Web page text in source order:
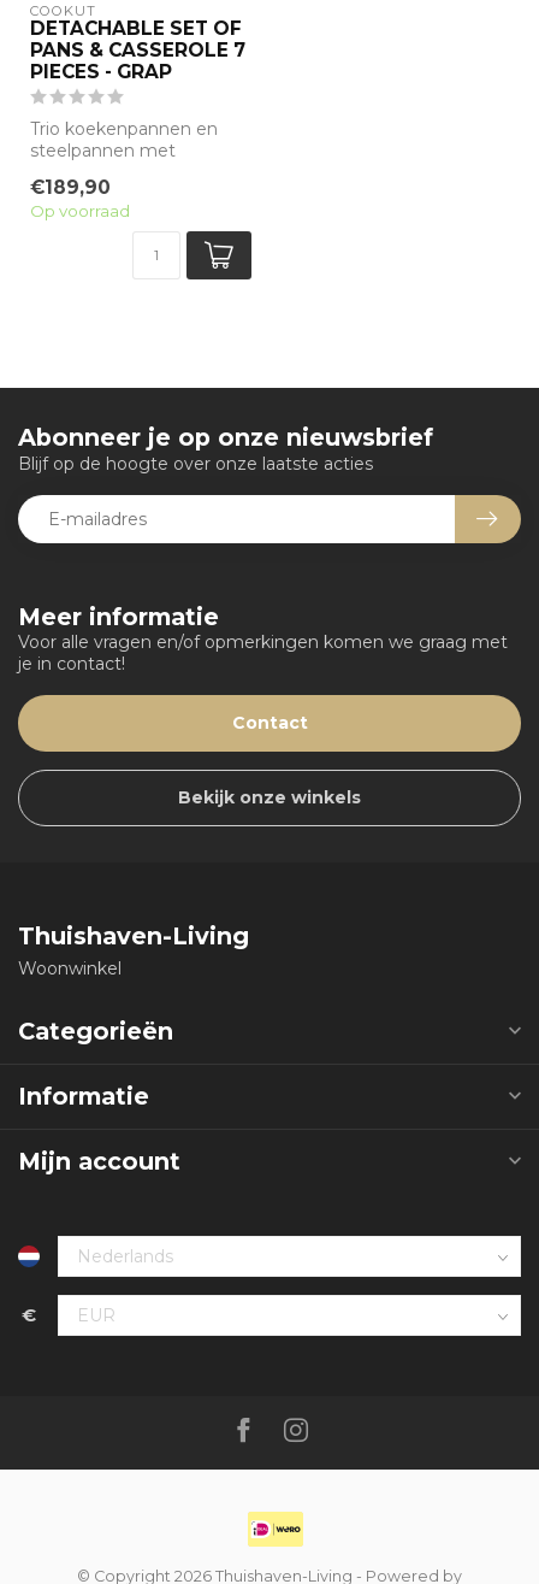
COOKUT
DETACHABLE SET OF
PANS & CASSEROLE 7
PIECES - GRAP
Trio koekenpannen en
steelpannen met
Dit pakket bevat een s...
€189,90
Op voorraad
Meer informatie
Voor alle vragen en/of opmerkingen komen we graag met
je in contact!
Contact
Bekijk onze winkels
Abonneer je op onze nieuwsbrief
Blijf op de hoogte over onze laatste acties
Thuishaven-Living
Woonwinkel
Categorieën
Informatie
Mijn account
€
© Copyright 2026 Thuishaven-Living - Powered by